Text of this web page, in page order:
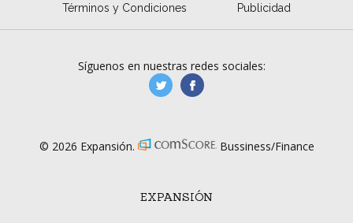
Términos y Condiciones Publicidad
EXPANSIÓN
Síguenos en nuestras redes sociales:
manufacturaGE
© 2026 Expansión. Bussiness/Finance